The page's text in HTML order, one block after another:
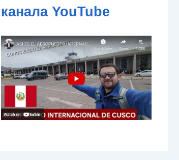
о
ы
канала YouTube